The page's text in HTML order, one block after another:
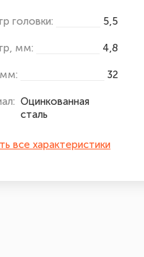
головки: 5,5
мм: 4,8
32
Оцинкованная
сталь
все характеристики